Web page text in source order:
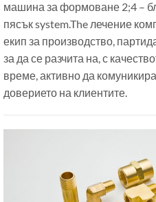
машина за формоване 2;4 –
пясък system.The лечение
екип за производство,
за да се разчита на, с
време, активно да
доверието на клиентите.